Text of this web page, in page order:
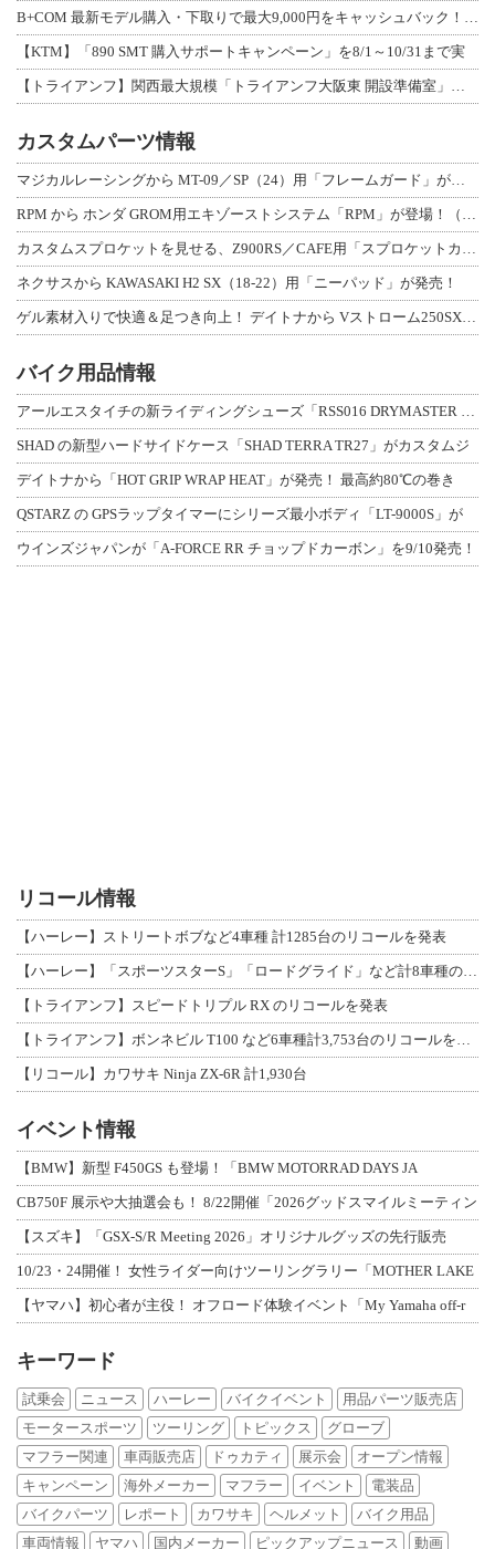
B+COM 最新モデル購入・下取りで最大9,000円をキャッシュバック！「B+F
【KTM】「890 SMT 購入サポートキャンペーン」を8/1～10/31まで実
【トライアンフ】関西最大規模「トライアンフ大阪東 開設準備室」がオープン！ 限定
カスタムパーツ情報
マジカルレーシングから MT-09／SP（24）用「フレームガード」が登場！
RPM から ホンダ GROM用エキゾーストシステム「RPM」が登場！（動画あり
カスタムスプロケットを見せる、Z900RS／CAFE用「スプロケットカバーフルキ
ネクサスから KAWASAKI H2 SX（18-22）用「ニーパッド」が発売！
ゲル素材入りで快適＆足つき向上！ デイトナから Vストローム250SX用「快適ロ
バイク用品情報
アールエスタイチの新ライディングシューズ「RSS016 DRYMASTER スト
SHAD の新型ハードサイドケース「SHAD TERRA TR27」がカスタムジ
デイトナから「HOT GRIP WRAP HEAT」が発売！ 最高約80℃の巻き
QSTARZ の GPSラップタイマーにシリーズ最小ボディ「LT-9000S」が
ウインズジャパンが「A-FORCE RR チョップドカーボン」を9/10発売！
リコール情報
【ハーレー】ストリートボブなど4車種 計1285台のリコールを発表
【ハーレー】「スポーツスターS」「ロードグライド」など計8車種のリコールを発表
【トライアンフ】スピードトリプル RX のリコールを発表
【トライアンフ】ボンネビル T100 など6車種計3,753台のリコールを発表
【リコール】カワサキ Ninja ZX-6R 計1,930台
イベント情報
【BMW】新型 F450GS も登場！「BMW MOTORRAD DAYS JA
CB750F 展示や大抽選会も！ 8/22開催「2026グッドスマイルミーティン
【スズキ】「GSX-S/R Meeting 2026」オリジナルグッズの先行販売
10/23・24開催！ 女性ライダー向けツーリングラリー「MOTHER LAKE
【ヤマハ】初心者が主役！ オフロード体験イベント「My Yamaha off-r
キーワード
試乗会 ニュース ハーレー バイクイベント
用品パーツ販売店
モータースポーツ
ツーリング トピックス
グローブ
マフラー関連
車両販売店 ドゥカティ 展示会
オープン情報
キャンペーン
海外メーカー マフラー イベント
電装品
バイクパーツ
レポート カワサキ ヘルメット
バイク用品
車両情報
ヤマハ 国内メーカー ピックアップニュース 動画